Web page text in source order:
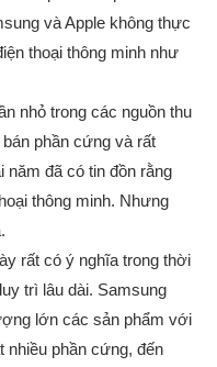
và Apple không thực
thoại thông minh như
nhỏ trong các nguồn thu
phần cứng và rất
năm đã có tin đồn rằng
thông minh. Nhưng
rất có ý nghĩa trong thời
trì lâu dài. Samsung
lớn các sản phẩm với
nhiều phần cứng, đến